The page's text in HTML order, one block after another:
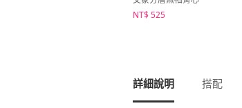
NT$ 525
詳細說明 搭配